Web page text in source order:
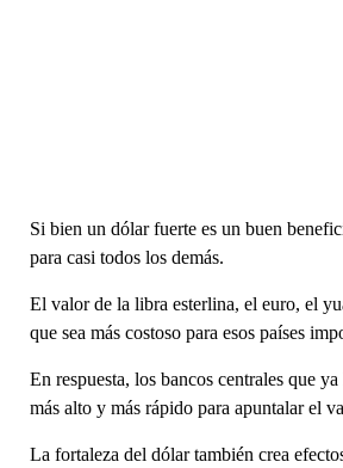
Si bien un dólar fuerte es un buen
para casi todos los demás.
El valor de la libra esterlina, el euro, el
que sea más costoso para esos países
En respuesta, los bancos centrales que
más alto y más rápido para apuntalar el
La fortaleza del dólar también crea